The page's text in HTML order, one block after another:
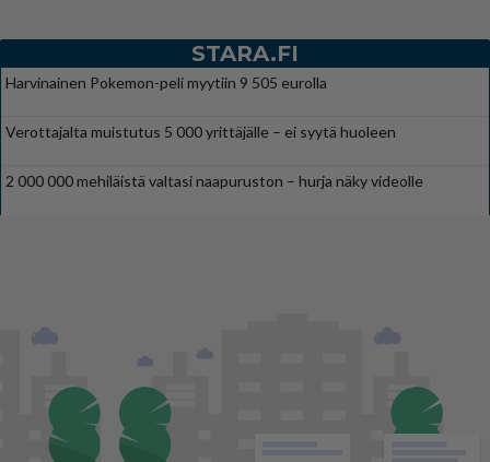
STARA.FI
Harvinainen Pokemon-peli myytiin 9 505 eurolla
Verottajalta muistutus 5 000 yrittäjälle – ei syytä huoleen
2 000 000 mehiläistä valtasi naapuruston – hurja näky videolle